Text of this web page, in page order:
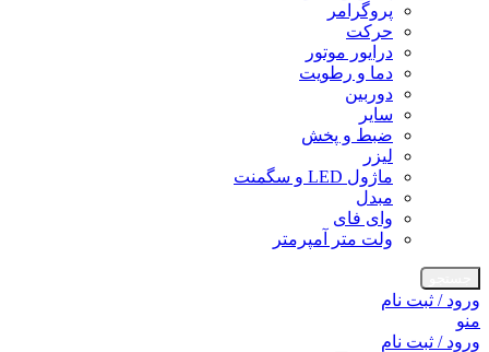
پروگرامر
حرکت
درایور موتور
دما و رطویت
دوربین
سایر
ضبط و پخش
لیزر
ماژول LED و سگمنت
مبدل
وای فای
ولت متر آمپرمتر
ورود / ثبت نام
منو
ورود / ثبت نام